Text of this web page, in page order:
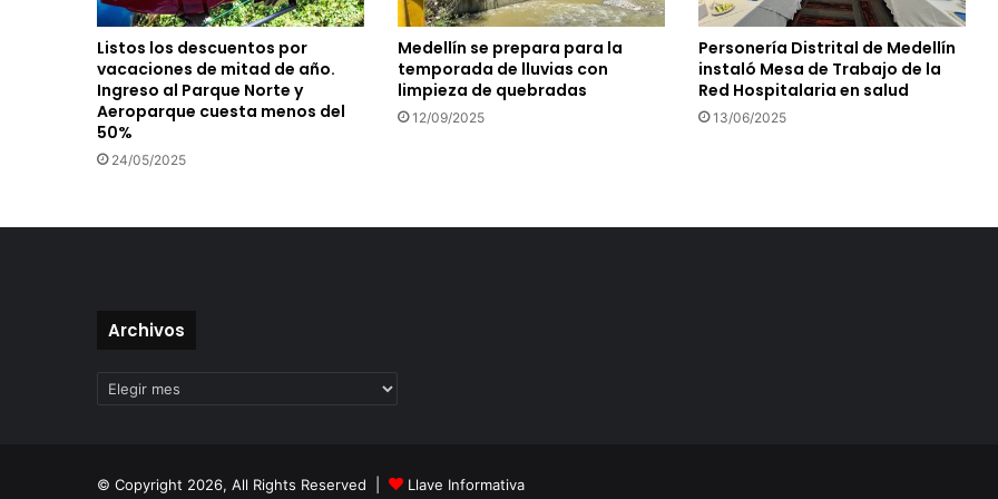
Listos los descuentos por
vacaciones de mitad de año.
Ingreso al Parque Norte y
Aeroparque cuesta menos del
50%
24/05/2025
Medellín se prepara para la
temporada de lluvias con
limpieza de quebradas
12/09/2025
Personería Distrital de Medellín
instaló Mesa de Trabajo de la
Red Hospitalaria en salud
13/06/2025
Archivos
© Copyright 2026, All Rights Reserved | Llave Informativa